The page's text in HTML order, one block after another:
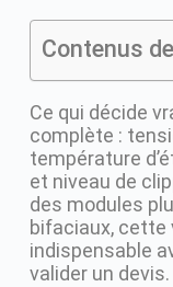
Contenus
Ce qui décide
complète :
température
et niveau de
des modules
bifaciaux, cette
indispensable
valider un devis.